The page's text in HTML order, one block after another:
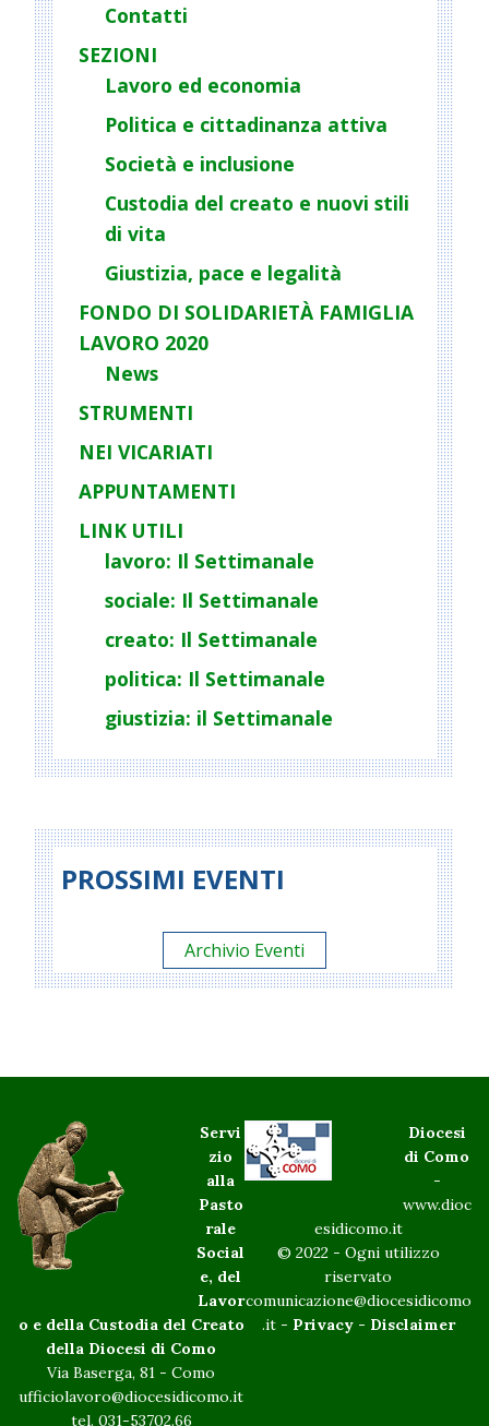
Contatti
SEZIONI
Lavoro ed economia
Politica e cittadinanza attiva
Società e inclusione
Custodia del creato e nuovi stili
di vita
Giustizia, pace e legalità
FONDO DI SOLIDARIETÀ FAMIGLIA
LAVORO 2020
News
STRUMENTI
NEI VICARIATI
APPUNTAMENTI
LINK UTILI
lavoro: Il Settimanale
sociale: Il Settimanale
creato: Il Settimanale
politica: Il Settimanale
giustizia: il Settimanale
PROSSIMI EVENTI
Archivio Eventi
Servi
zio
alla
Pasto
rale
Social
e, del
Lavor
o e della Custodia del Creato
della Diocesi di Como
Via Baserga, 81 - Como
ufficiolavoro@diocesidicomo.it
tel. 031-53702.66
Diocesi
di Como
-
www.dioc
esidicomo.it
© 2022 - Ogni utilizzo
riservato
comunicazione@diocesidicomo
.it - Privacy- Disclaimer